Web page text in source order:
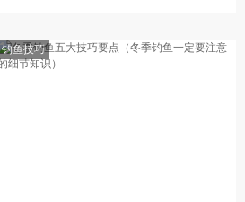
就为大家分享一下冬季常用的饵料和搭
配。
钓鱼技巧